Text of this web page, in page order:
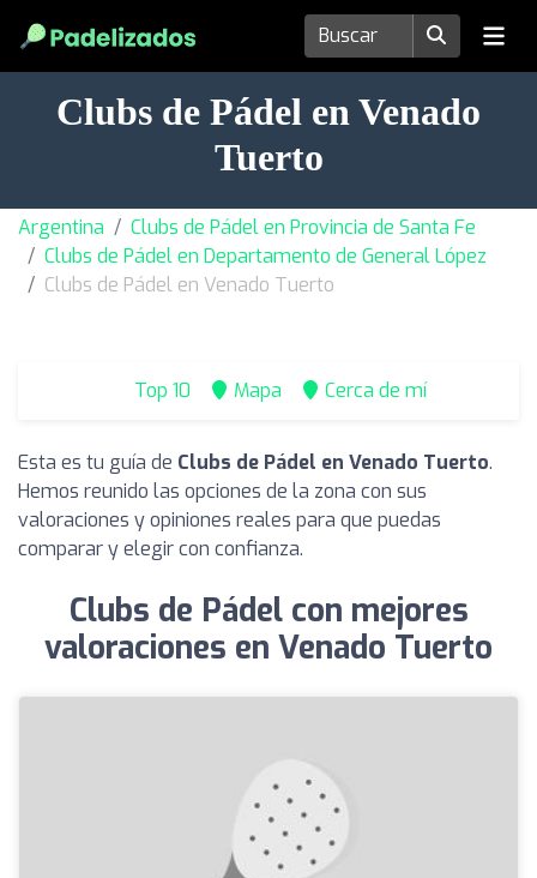
Clubs de Pádel en Venado
Tuerto
Argentina
Clubs de Pádel en Provincia de Santa Fe
Clubs de Pádel en Departamento de General López
Clubs de Pádel en Venado Tuerto
Top 10 Mapa Cerca de mí
Esta es tu guía de Clubs de Pádel en Venado Tuerto.
Hemos reunido las opciones de la zona con sus
valoraciones y opiniones reales para que puedas
comparar y elegir con confianza.
Clubs de Pádel con mejores
valoraciones en Venado Tuerto